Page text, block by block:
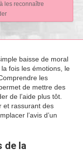
les reconnaître
baisse de moral
fois les émotions, le
les
de mettre des
de l’aide plus tôt.
et rassurant des
l’avis d’un
de la